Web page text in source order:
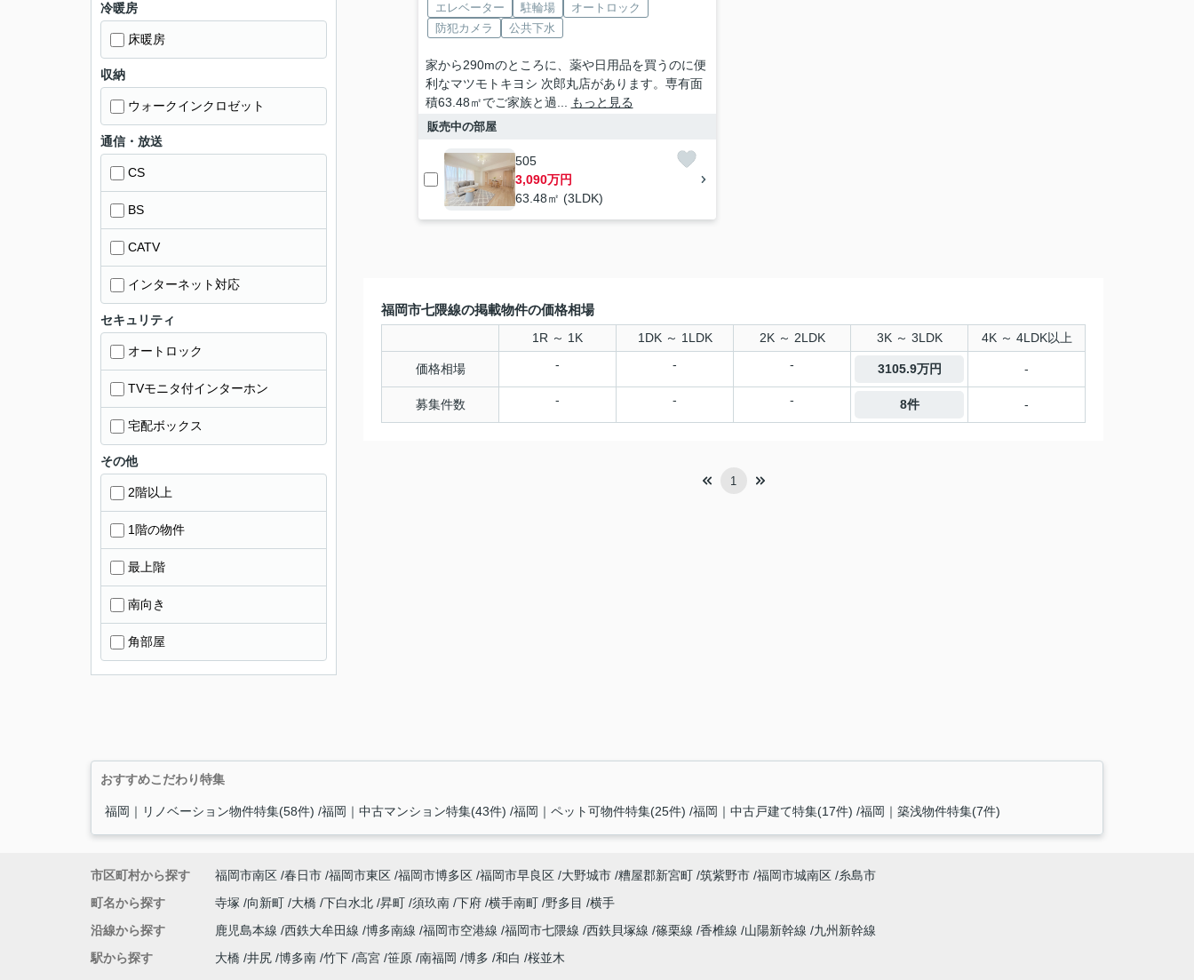
エレベーター 駐輪場
オートロック
防犯カメラ
公共下水
家から290mのところに、薬や日用品を買うのに便
利なマツモトキヨシ 次郎丸店があります。専有面
積63.48㎡でご家族と過...
もっと見る
販売中の部屋
505
3,090万円
63.48㎡ (3LDK)
福岡市七隈線の掲載物件の価格相場
1R ～ 1K 1DK ～ 1LDK 2K ～ 2LDK 3K ～ 3LDK 4K ～ 4LDK以上
価格相場 - - - 3105.9万円 -
募集件数 - - - 8件 -
1
冷暖房
床暖房
収納
ウォークインクロゼット
通信・放送
CS
BS
CATV
インターネット対応
セキュリティ
オートロック
TVモニタ付インターホン
宅配ボックス
その他
2階以上
1階の物件
最上階
南向き
角部屋
おすすめこだわり特集
福岡｜リノベーション物件特集(58件) 福岡｜中古マンション特集(43件) 福岡｜ペット可物件特集(25件) 福岡｜中古戸建て特集(17件) 福岡｜築浅物件特集(7件)
市区町村から探す 福岡市南区 春日市 福岡市東区 福岡市博多区 福岡市早良区 大野城市 糟屋郡新宮町 筑紫野市 福岡市城南区 糸島市
町名から探す
寺塚 向新町 大橋 下白水北 昇町 須玖南 下府 横手南町 野多目
横手
沿線から探す
鹿児島本線 西鉄大牟田線 博多南線 福岡市空港線 福岡市七隈線 西鉄貝塚線 篠栗線 香椎線 山陽新幹線
九州新幹線
駅から探す
大橋 井尻 博多南 竹下 高宮 笹原 南福岡 博多 和白 桜並木